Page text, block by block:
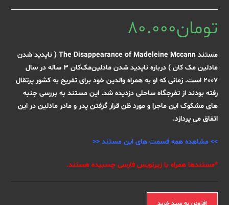
تومان80.000
مستند The Disappearance of Madeleine Mccann ( ناپدید شدن
مادلین مک کان ) درباره ناپدید شدن مادلین‌مک‌کان 3 ساله در سال
2007 است. زمانی که او به همراه والدین خود برای تفریح به کشور پرتقال
رفته بودند از تفرجگاه ساحلی دزدیده شد. این مستند به بررسی جنبه
های مشکوک این ماجرا و مورد ظن قرار گرفتن پدر و مادر مادلین در این
اتفاق می پردازد.
>>مشاهده همه قسمت های این مستند <<
*مستندها همراه با زیرنویس فارسی چسبیده هستند.
مستند